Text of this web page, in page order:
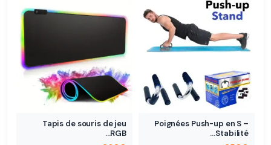
Poignées Push-up en S –
Stabilité…
Tapis de souris de jeu
RGB…